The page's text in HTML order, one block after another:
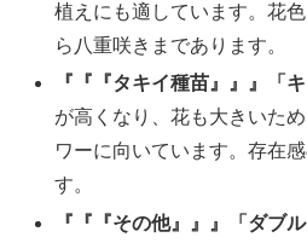
植えにも適しています。花
ら八重咲きまであります。
『『『タキイ種苗』』』「
が高くなり、花も大きいた
ワーに向いています。存在
す。
『『『その他』』』「ダブ